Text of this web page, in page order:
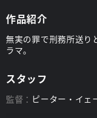
作品紹介
無実の罪で刑務所送り
ラマ。
スタッフ
監督： ピーター・イェ